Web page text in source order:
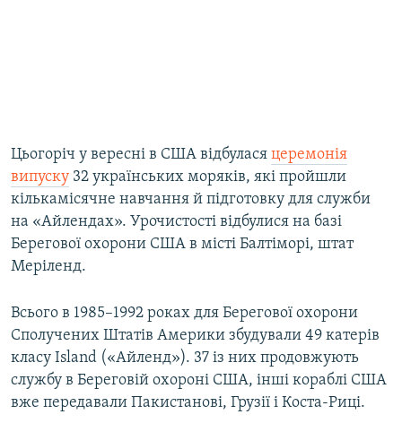
Цьогоріч у вересні в США відбулася церемонія
випуску 32 українських моряків, які пройшли
кількамісячне навчання й підготовку для служби
на «Айлендах». Урочистості відбулися на базі
Берегової охорони США в місті Балтіморі, штат
Меріленд.
Всього в 1985–1992 роках для Берегової охорони
Сполучених Штатів Америки збудували 49 катерів
класу Island («Айленд»). 37 із них продовжують
службу в Береговій охороні США, інші кораблі США
вже передавали Пакистанові, Грузії і Коста-Риці.